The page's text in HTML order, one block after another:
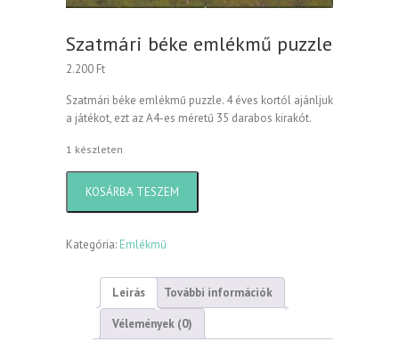
Szatmári béke emlékmű puzzle
2.200 Ft
Szatmári béke emlékmű puzzle. 4 éves kortól ajánljuk
a játékot, ezt az A4-es méretű 35 darabos kirakót.
1 készleten
béke
emlékmű
mennyiség
KOSÁRBA TESZEM
Kategória: Emlékmű
Leírás További információk
Vélemények (0)